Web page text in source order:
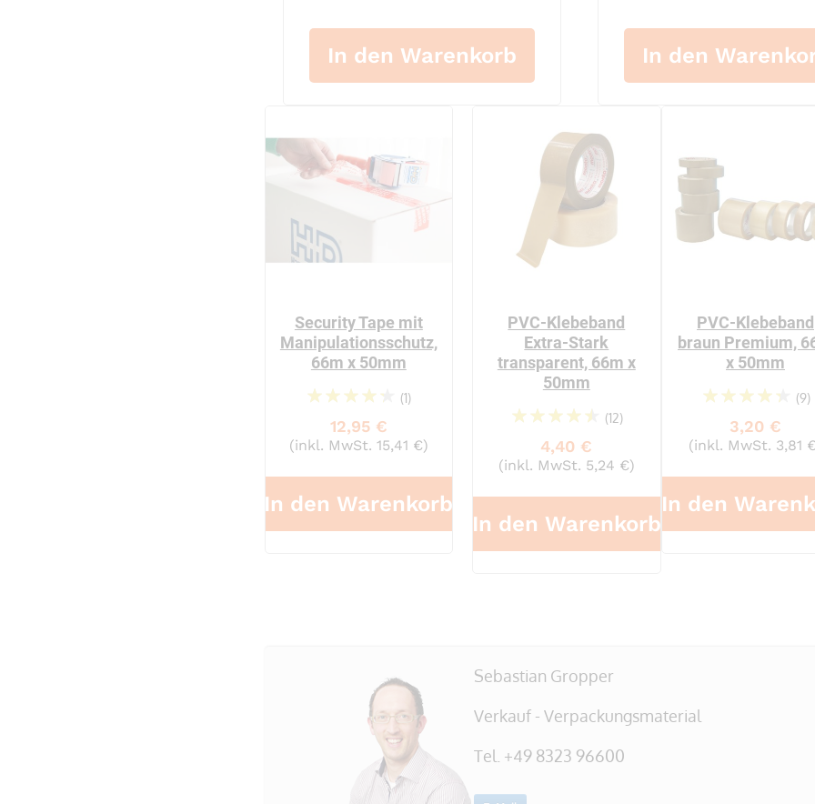
In den Warenkorb In den
Security Tape mit
Manipulationsschutz,
66m x 50mm
90%
(1)
12,95 €
(inkl. MwSt. 15,41 €)
In den Warenkorb
PVC-Klebeband
Extra-Stark
transparent, 66m x
50mm
94%
(12)
4,40 €
(inkl. MwSt. 5,24 €)
In den Warenkorb
PVC-Klebeband
braun Premium,
x 50mm
91%
(9)
3,20 €
(inkl. MwSt. 3,81
In den
Sebastian Gropper
Verkauf - Verpackungsmaterial
Tel. +49 8323 96600